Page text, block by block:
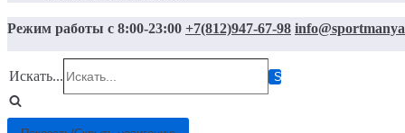
Режим работы с 8:00-23:00 +7(812)947-67-98
Искать...